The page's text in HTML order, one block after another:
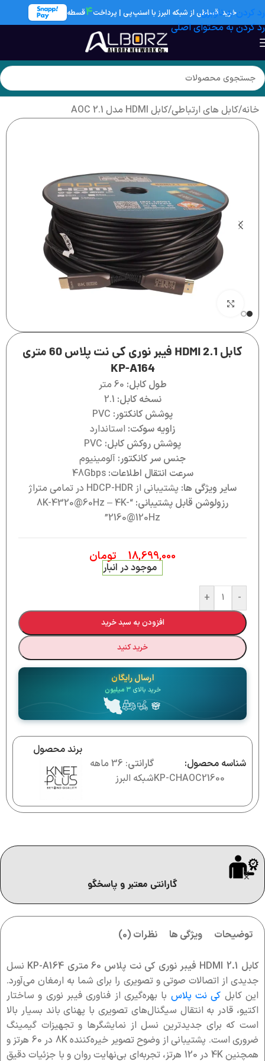
خرید اقساطی از شبکه البرز با اسنپ‌پی | پرداخت۴قسطه
رد کردن به ناوبری
رد کردن به محتوای اصلی
خانه/کابل های ارتباطی/کابل HDMI مدل 2.1 AOC
کابل 2.1 HDMI فیبر نوری کی نت پلاس 60 متری
KP-A164
طول کابل:
نسخه کابل:
پوشش کانکتور:
زاویه سوکت: استاندارد
پوشش روکش کابل:
جنس سر کانکتور: آلومینیوم
سرعت انتقال اطلاعات: 48Gbps
سایر ویژگی ها: پشتیبانی از HDCP-HDR در تمامی متراژ
رزولوشن قابل پشتیبانی: “8K-4320@60Hz – 4K-
2160@120Hz”
18,699,000 تومان
موجود در انبار
-
+
افزودن به سبد خرید
خرید کنید
ارسال رایگان
خرید بالای ۳ میلیون
شناسه محصول:
KP-CHAOC21600
گارانتی
: 36 ماهه
شبکه البرز
برند محصول
گارانتی معتبر و پاسخگو
توضیحات ویژگی ها نظرات (0)
کابل 2.1 HDMI فیبر نوری کی نت پلاس 60 متری KP-A164
نسل
جدیدی از اتصالات صوتی و تصویری را برای شما به ارمغان می‌آورد.
این کابل کی نت پلاس با بهره‌گیری از فناوری فیبر نوری و ساختار
اکتیو، قادر به انتقال سیگنال‌های تصویری با پهنای باند بسیار بالا
است که برای جدیدترین نسل از نمایشگرها و تجهیزات گیمینگ
ضروری است. پشتیبانی از وضوح تصویر خیره‌کننده 8K در 60 هرتز و
همچنین 4K در 120 هرتز، تجربه‌ای بی‌نهایت روان و با جزئیات دقیق